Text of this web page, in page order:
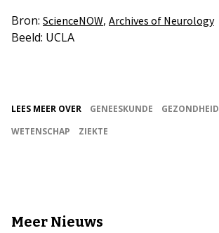
Bron: ScienceNOW, Archives of Neurology
Beeld: UCLA
LEES MEER OVER GENEESKUNDE GEZONDHEID
WETENSCHAP
ZIEKTE
Meer Nieuws